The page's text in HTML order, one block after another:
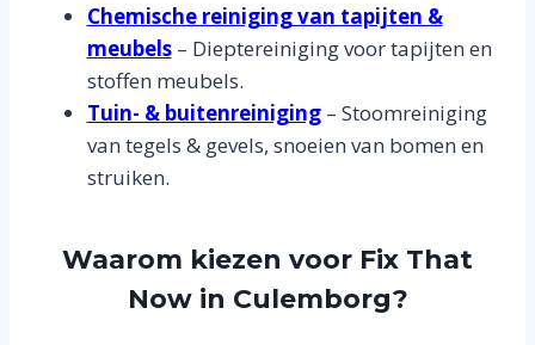
Chemische reiniging van tapijten &
meubels– Dieptereiniging voor tapijten en
stoffen meubels.
Tuin- & buitenreiniging– Stoomreiniging
van tegels & gevels, snoeien van bomen en
struiken.
Waarom kiezen voor Fix That
Now in Culemborg?